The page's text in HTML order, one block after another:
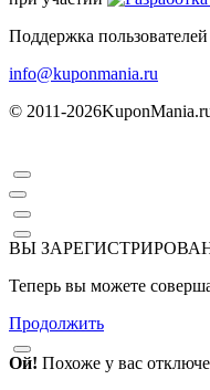
Поддержка пользователей
info@kuponmania.ru
© 2011-2026
ВЫ
Теперь вы можете
Продолжить
Ой! Похоже у вас